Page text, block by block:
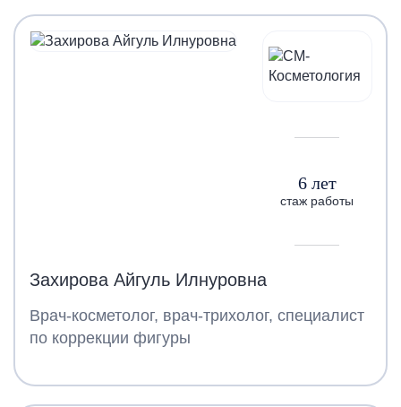
6 лет
стаж работы
Захирова Айгуль Илнуровна
Врач-косметолог, врач-трихолог, специалист
по коррекции фигуры